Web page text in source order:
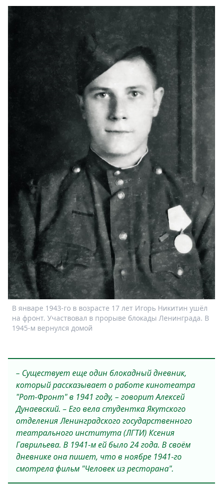
В январе 1943-го в возрасте 17 лет Игорь Никитин ушёл
на фронт. Участвовал в прорыве блокады Ленинграда. В
1945-м вернулся домой
– Существует еще один блокадный дневник,
который рассказывает о работе кинотеатра
"Рот-Фронт" в 1941 году, – говорит Алексей
Дунаевский. – Его вела студентка Якутского
отделения Ленинградского государственного
театрального института (ЛГТИ) Ксения
Гаврильева. В 1941-м ей было 24 года. В своём
дневнике она пишет, что в ноябре 1941-го
смотрела фильм "Человек из ресторана".